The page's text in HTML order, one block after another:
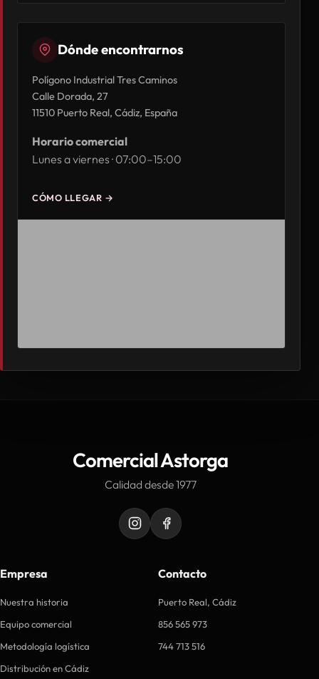
Dónde encontrarnos
Polígono Industrial Tres Caminos
Calle Dorada, 27
11510 Puerto Real, Cádiz, España
Horario comercial
Lunes a viernes · 07:00–15:00
CÓMO LLEGAR →
Comercial Astorga
Calidad desde 1977
Empresa
Nuestra historia
Equipo comercial
Metodología logística
Distribución en Cádiz
Contacto
Puerto Real, Cádiz
856 565 973
744 713 516